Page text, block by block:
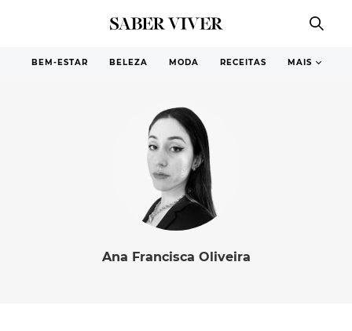
BEM-ESTAR BELEZA MODA RECEITAS MAIS
Ana Francisca Oliveira